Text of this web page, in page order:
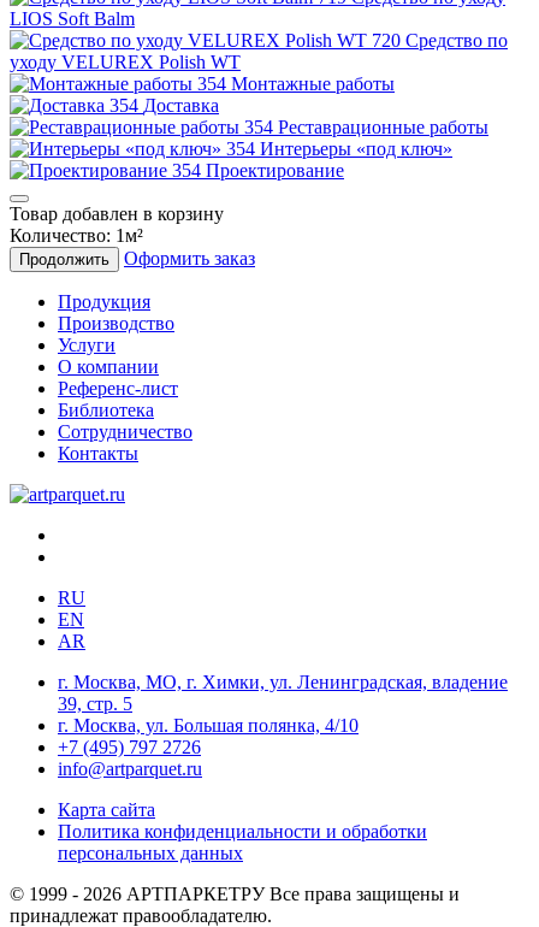
LIOS Soft Balm
Средство по
уходу VELUREX Polish WT
Монтажные работы
Доставка
Реставрационные работы
Интерьеры «под ключ»
Проектирование
Товар добавлен в корзину
Количество: 1м²
Продолжить Оформить заказ
Продукция
Производство
Услуги
О компании
Референс-лист
Библиотека
Сотрудничество
Контакты
RU
EN
AR
г. Москва, МО, г. Химки, ул. Ленинградская, владение
39, стр. 5
г. Москва, ул. Большая полянка, 4/10
+7 (495) 797 2726
info@artparquet.ru
Карта сайта
Политика конфиденциальности и обработки
персональных данных
© 1999 - 2026 АРТПАРКЕТРУ Все права защищены и
принадлежат правообладателю.